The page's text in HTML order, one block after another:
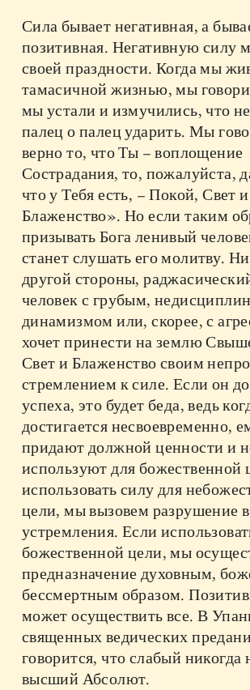
Сила бывает негативная, а
позитивная. Негативную силу
своей праздности. Когда мы
тамасичной жизнью, мы
мы устали и измучились, что
палец о палец ударить. Мы
верно то, что Ты – воплощение
Сострадания, то, пожалуйста,
что у Тебя есть, – Покой, Свет и
Блаженство». Но если таким
призывать Бога ленивый
станет слушать его молитву.
другой стороны,
человек с грубым,
динамизмом или, скорее, с
хочет принести на землю
Свет и Блаженство своим
стремлением к силе. Если он
успеха, это будет беда, ведь
достигается несвоевременно,
придают должной ценности и
используют для божественной
использовать силу для
цели, мы вызовем разрушение
устремления. Если
божественной цели, мы
предназначение духовным,
бессмертным образом.
может осуществить все. В
священных ведических
говорится, что слабый никогда
высший Абсолют.